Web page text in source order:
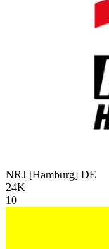
NRJ [Hamburg] DE
24K
10